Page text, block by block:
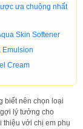
ưa chuộng nhất
Skin Softener
Emulsion
Cream
biết nên chọn loại
lý tưởng cho
thiệu với chị em phụ